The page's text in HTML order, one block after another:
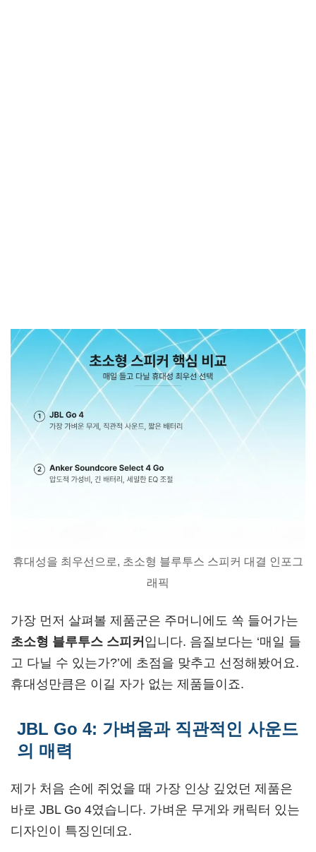
휴대성을 최우선으로, 초소형 블루투스 스피커 대결 인포그
래픽
가장 먼저 살펴볼 제품군은 주머니에도 쏙 들어가는
초소형 블루투스 스피커 입니다. 음질보다는 ‘매일 들
고 다닐 수 있는가?’에 초점을 맞추고 선정해봤어요.
휴대성만큼은 이길 자가 없는 제품들이죠.
JBL Go 4: 가벼움과 직관적인 사운드
의 매력
제가 처음 손에 쥐었을 때 가장 인상 깊었던 제품은
바로 JBL Go 4였습니다. 가벼운 무게와 캐릭터 있는
디자인이 특징인데요.